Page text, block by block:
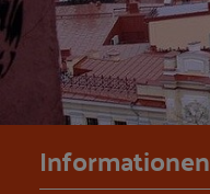
Informationen